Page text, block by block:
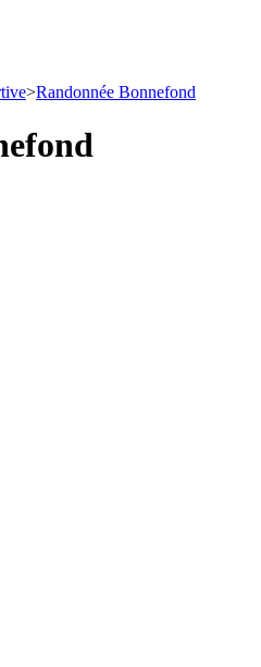
>Randonnée Bonnefond